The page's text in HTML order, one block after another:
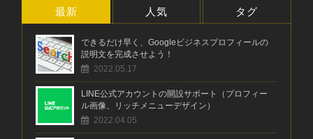
最新 人気 タグ
できるだけ早く、Googleビジネスプロフィールの
説明文を完成させよう！
2022.05.17
LINE公式アカウントの開設サポート（プロフィー
ル画像、リッチメニューデザイン）
2022.04.05